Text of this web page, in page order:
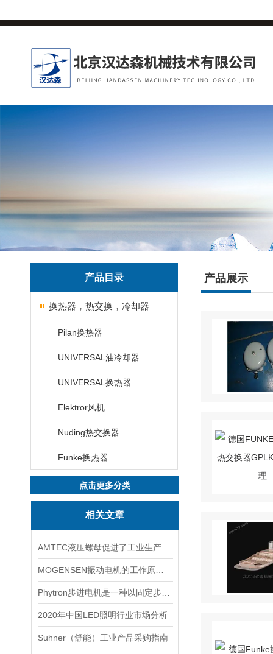
产品目录
换热器，热交换，冷却器
Pilan换热器
UNIVERSAL油冷却器
UNIVERSAL换热器
Elektror风机
Nuding热交换器
Funke换热器
点击更多分类
相关文章
2020年中国LED照明行业市场分析
Suhner（舒能）工业产品采购指南
产品展示